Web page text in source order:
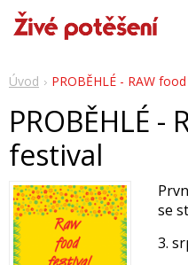
Úvod PROBĚHLÉ - RAW
PROBĚHLÉ -
festival
se
3.